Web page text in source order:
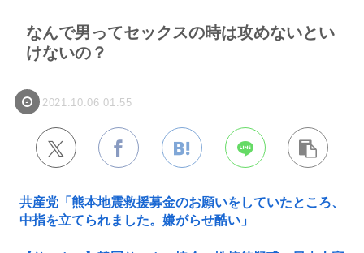
なんで男ってセックスの時は攻めないとい
けないの？
2021.10.06 01:55
共産党「熊本地震救援募金のお願いをしていたところ、
中指を立てられました。嫌がらせ酷い」